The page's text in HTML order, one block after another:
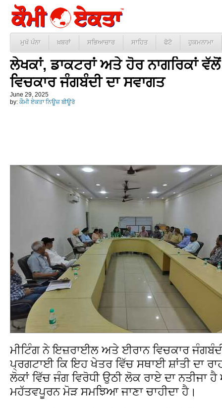
ਮੁਖੱ ਪੰਨਾ ਖ਼ਬਰਾਂ ਸਭਿਆਚਾਰ ਸਾਹਿਤ ਫੋਟੋ ਹੁਕਮਨਾਮਾ
ਲੇਖਕਾਂ, ਡਾਕਟਰਾਂ ਅਤੇ ਹੋਰ ਨਾਗਰਿਕਾਂ
ਵਿਚਕਾਰ ਜੰਗਬੰਦੀ ਦਾ ਸਵਾਗਤ
June 29, 2025
by: ਕੌਮੀ ਏਕਤਾ ਨਿਊਜ਼ ਬੀਊਰੋ
ਮੀਟਿੰਗ ਨੇ ਇਜ਼ਰਾਈਲ ਅਤੇ ਈਰਾਨ ਵਿਚਕਾਰ
ਪ੍ਰਗਟਾਈ ਕਿ ਇਹ ਖੇਤਰ ਵਿੱਚ ਸਥਾਈ ਸ਼ਾਂਤੀ ਦਾ
ਲੋਕਾਂ ਵਿੱਚ ਜੰਗ ਵਿਰੋਧੀ ਉਠੀ ਲੋਕ ਰਾਏ ਦਾ
ਮਹੱਤਵਪੂਰਨ ਮੋੜ ਸਮਝਿਆ ਜਾਣਾ ਚਾਹੀਦਾ ਹੈ।